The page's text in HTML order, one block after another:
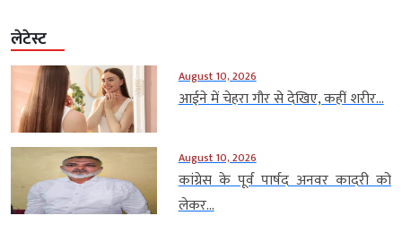
लेटेस्ट
August 10, 2026
आईने में चेहरा गौर से देखिए, कहीं शरीर...
August 10, 2026
कांग्रेस के पूर्व पार्षद अनवर कादरी को
लेकर...